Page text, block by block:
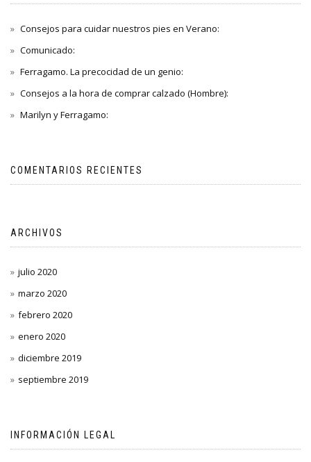
Consejos para cuidar nuestros pies en Verano:
Comunicado:
Ferragamo. La precocidad de un genio:
Consejos a la hora de comprar calzado (Hombre):
Marilyn y Ferragamo:
COMENTARIOS RECIENTES
ARCHIVOS
julio 2020
marzo 2020
febrero 2020
enero 2020
diciembre 2019
septiembre 2019
INFORMACIÓN LEGAL